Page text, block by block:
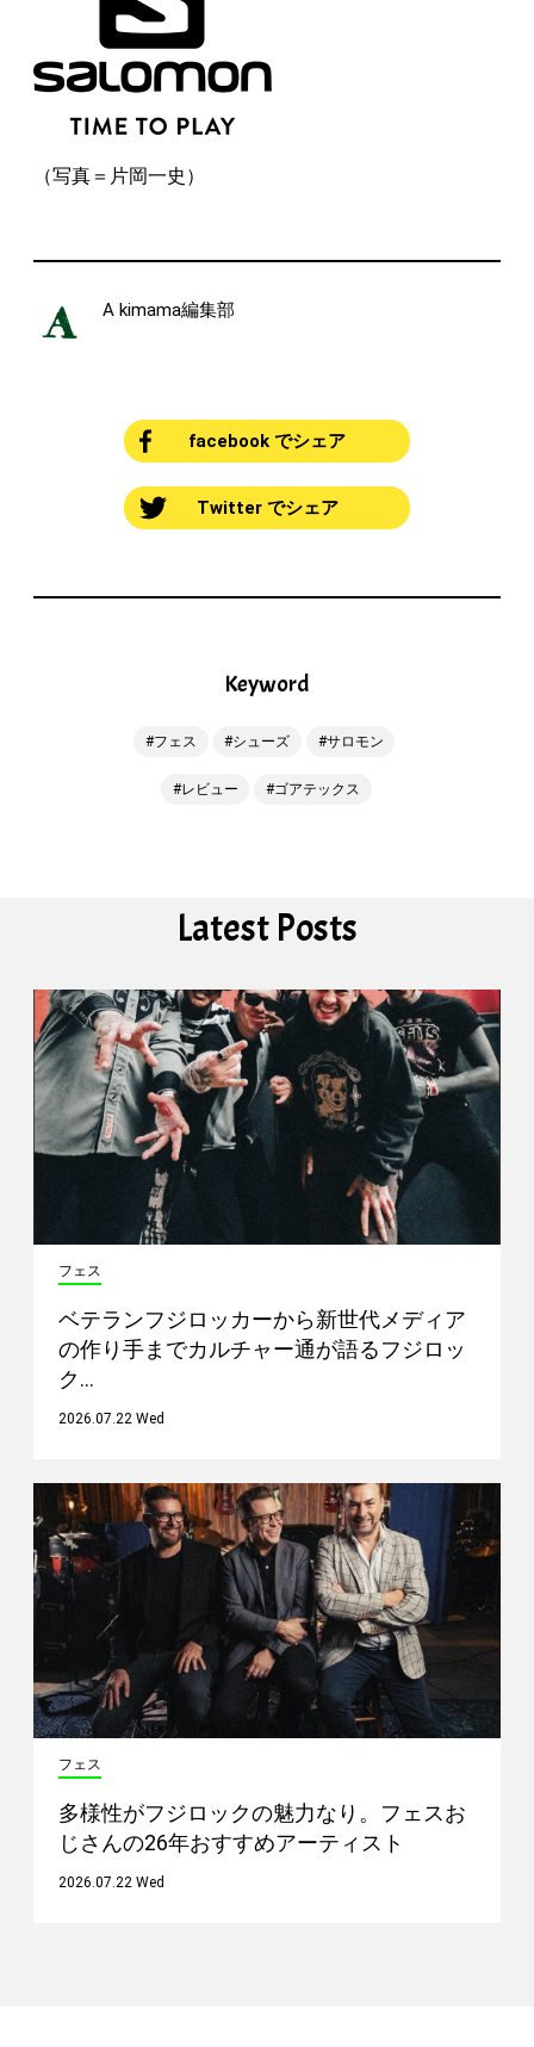
（写真＝片岡一史）
A kimama編集部
facebook でシェア
Twitter でシェア
Keyword
フェス シューズ サロモン
レビュー ゴアテックス
Latest Posts
フェス
ベテランフジロッカーから新世代メディア
の作り手までカルチャー通が語るフジロッ
ク…
2026.07.22 Wed
フェス
多様性がフジロックの魅力なり。フェスお
じさんの26年おすすめアーティスト
2026.07.22 Wed